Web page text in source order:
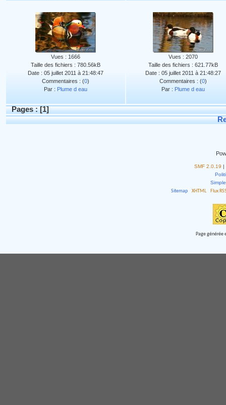
Vues : 1666
Taille des fichiers : 780.56kB
Date : 05 juillet 2011 à 21:48:47
Commentaires : (0)
Par : Plume d eau
Vues : 2070
Taille des fichiers : 621.77kB
Date : 05 juillet 2011 à 21:48:27
Commentaires : (0)
Par : Plume d eau
Pages : [1]
SMF 2.0.19 |
Sitemap
XHTML Flux
Page générée